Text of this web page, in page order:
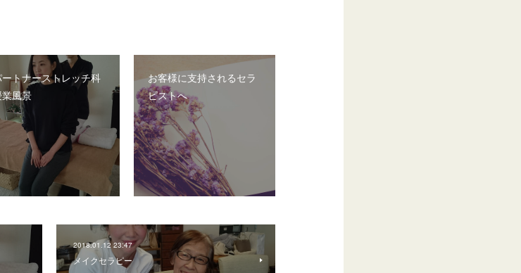
トナーストレッチ科
風景
お客様に支持されるセラ
ピストへ
2018.01.12 23:47
メイクセラピー